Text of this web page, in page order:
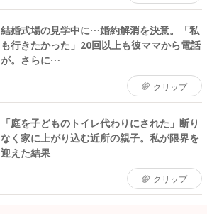
結婚式場の見学中に…婚約解消を決意。「私
も行きたかった」20回以上も彼ママから電話
が。さらに…
クリップ
「庭を子どものトイレ代わりにされた」断り
なく家に上がり込む近所の親子。私が限界を
迎えた結果
クリップ